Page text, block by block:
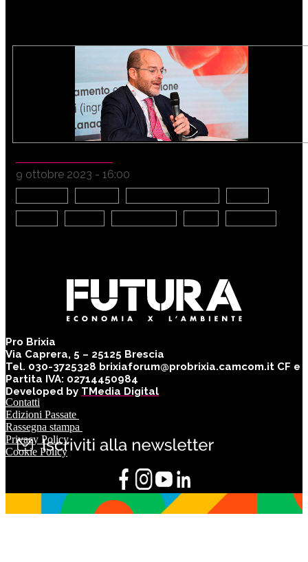
9 ottobre 2023 - 16:00
Pro Brixia
Via Caprera, 5 – 25125 Brescia
Tel. 030-3725328 brixiaforum@probrixia.camcom.it CF e
Partita IVA: 02714450984
Developed by TMedia Digital
Contatti
Edizioni Passate
Rassegna stampa
Privacy Policy
Cookie Policy